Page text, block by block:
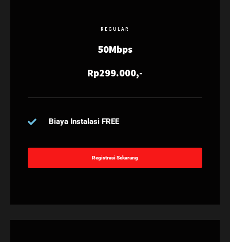
REGULAR
50Mbps
Rp299.000,-
Biaya Instalasi FREE
Registrasi Sekarang